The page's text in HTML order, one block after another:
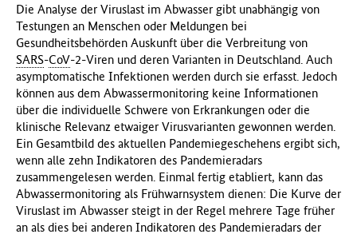
Die Analyse der Viruslast im Abwasser gibt unabhängig von
Testungen an Menschen oder Meldungen bei
Gesundheitsbehörden Auskunft über die Verbreitung von
SARS-CoV-2-Viren und deren Varianten in Deutschland. Auch
asymptomatische Infektionen werden durch sie erfasst. Jedoch
können aus dem Abwassermonitoring keine Informationen
über die individuelle Schwere von Erkrankungen oder die
klinische Relevanz etwaiger Virusvarianten gewonnen werden.
Ein Gesamtbild des aktuellen Pandemiegeschehens ergibt sich,
wenn alle zehn Indikatoren des Pandemieradars
zusammengelesen werden. Einmal fertig etabliert, kann das
Abwassermonitoring als Frühwarnsystem dienen: Die Kurve der
Viruslast im Abwasser steigt in der Regel mehrere Tage früher
an als dies bei anderen Indikatoren des Pandemieradars der